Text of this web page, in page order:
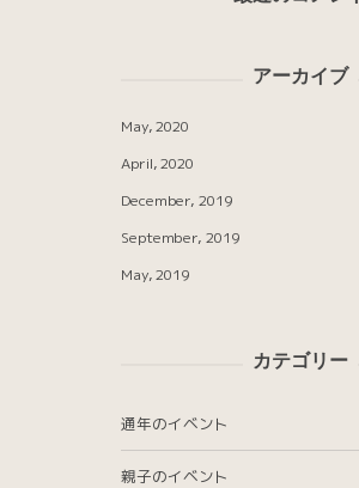
アーカイブ
May, 2020
April, 2020
December, 2019
September, 2019
May, 2019
カテゴリー
通年のイベント
親子のイベント